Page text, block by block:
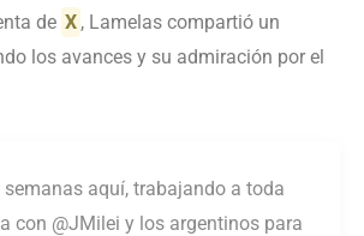
de X , Lamelas compartió un
los avances y su admiración por el
semanas aquí, trabajando a toda
con @JMilei y los argentinos para